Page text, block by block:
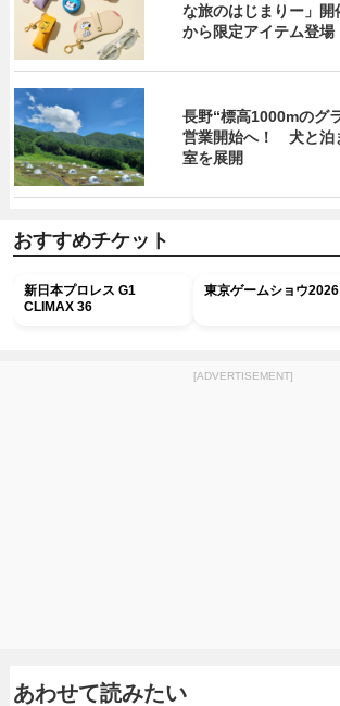
な旅のはじまりー」
から限定アイテム登場
長野“標高1000mのグ
営業開始へ！ 犬と泊
室を展開
おすすめチケット
新日本プロレス G1
CLIMAX 36
東京ゲームショウ2026
[ADVERTISEMENT]
あわせて読みたい